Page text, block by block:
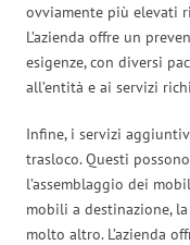
ovviamente più elevati
L’azienda offre un
esigenze, con diversi
all’entità e ai servizi
Infine, i servizi
trasloco. Questi
l’assemblaggio dei
mobili a destinazione,
molto altro. L’azienda